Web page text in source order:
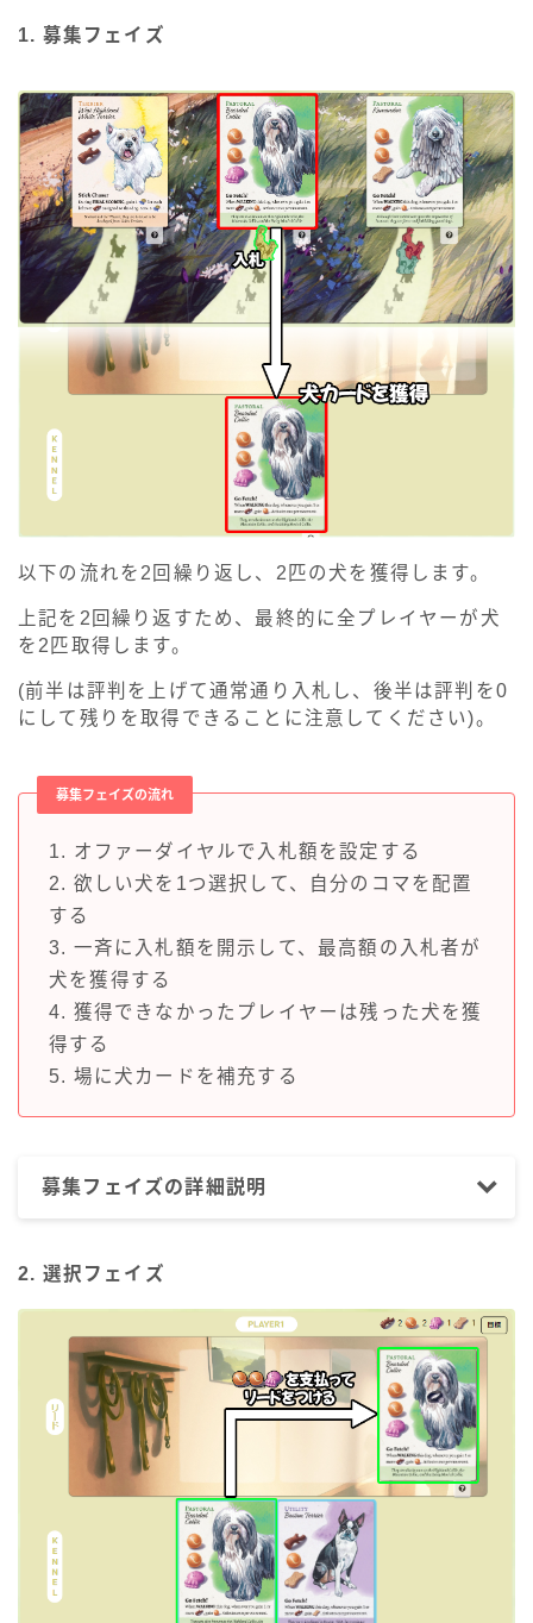
1. 募集フェイズ
以下の流れを2回繰り返し、2匹の犬を獲得します。
上記を2回繰り返すため、最終的に全プレイヤーが犬
を2匹取得します。
(前半は評判を上げて通常通り入札し、後半は評判を0
にして残りを取得できることに注意してください)。
募集フェイズの流れ
1. オファーダイヤルで入札額を設定する
2. 欲しい犬を1つ選択して、自分のコマを配置
する
3. 一斉に入札額を開示して、最高額の入札者が
犬を獲得する
4. 獲得できなかったプレイヤーは残った犬を獲
得する
5. 場に犬カードを補充する
募集フェイズの詳細説明
2. 選択フェイズ